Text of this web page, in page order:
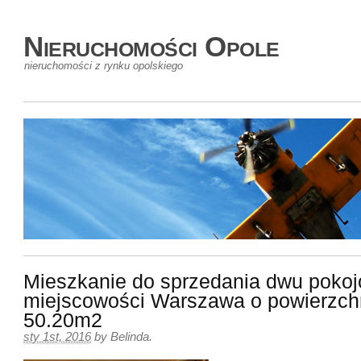
Nieruchomości Opole
nieruchomości z rynku opolskiego
Mieszkanie do sprzedania dwu
miejscowości Warszawa o
50.20m2
sty 1st, 2016 by Belinda.